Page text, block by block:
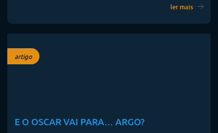
ler mais
artigo
E O OSCAR VAI PARA… ARGO?